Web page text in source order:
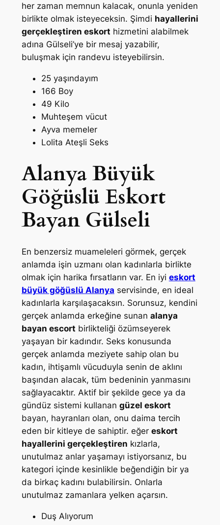
her zaman memnun kalacak, onunla yeniden
birlikte olmak isteyeceksin. Şimdi hayallerini
gerçekleştiren eskort hizmetini alabilmek
adına Gülseli’ye bir mesaj yazabilir,
buluşmak için randevu isteyebilirsin.
25 yaşındayım
166 Boy
49 Kilo
Muhteşem vücut
Ayva memeler
Lolita Ateşli Seks
Alanya Büyük
Göğüslü Eskort
Bayan Gülseli
En benzersiz muameleleri görmek, gerçek
anlamda işin uzmanı olan kadınlarla birlikte
olmak için harika fırsatların var. En iyi eskort
büyük göğüslü Alanya servisinde, en ideal
kadınlarla karşılaşacaksın. Sorunsuz, kendini
gerçek anlamda erkeğine sunan alanya
bayan escort birlikteliği özümseyerek
yaşayan bir kadındır. Seks konusunda
gerçek anlamda meziyete sahip olan bu
kadın, ihtişamlı vücuduyla senin de aklını
başından alacak, tüm bedeninin yanmasını
sağlayacaktır. Aktif bir şekilde gece ya da
gündüz sistemi kullanan güzel eskort
bayan, hayranları olan, onu daima tercih
eden bir kitleye de sahiptir. eğer eskort
hayallerini gerçekleştiren kızlarla,
unutulmaz anlar yaşamayı istiyorsanız, bu
kategori içinde kesinlikle beğendiğin bir ya
da birkaç kadını bulabilirsin. Onlarla
unutulmaz zamanlara yelken açarsın.
Duş Alıyorum